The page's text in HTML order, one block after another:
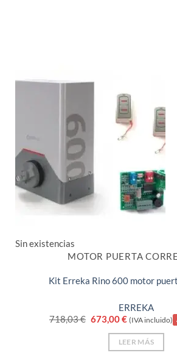
Sin existencias
MOTOR PUERTA
Kit Erreka Rino 600 motor
ERREKA
718,03€ El
precio
original
718,03 €.
673,00€El
precio
actual
es:
673,00 €.
(IVA incluido)
LEER MÁS